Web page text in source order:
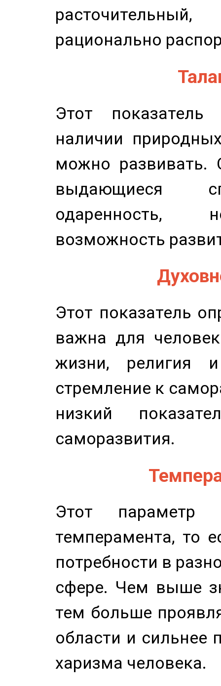
рационально
Этот показатель
наличии
можно развивать.
выдающиеся
одаренность,
возможность
Этот показатель
важна для
жизни, религия
стремление к
низкий
саморазвития.
Этот параметр
темперамента, то
потребности в
сфере. Чем выше
тем больше
области и сильнее
харизма человека.